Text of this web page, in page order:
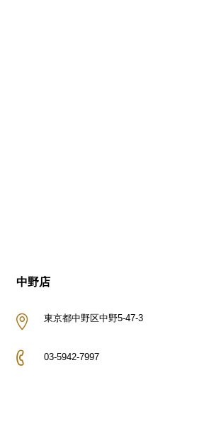
中野店
東京都中野区中野5-47-3
03-5942-7997